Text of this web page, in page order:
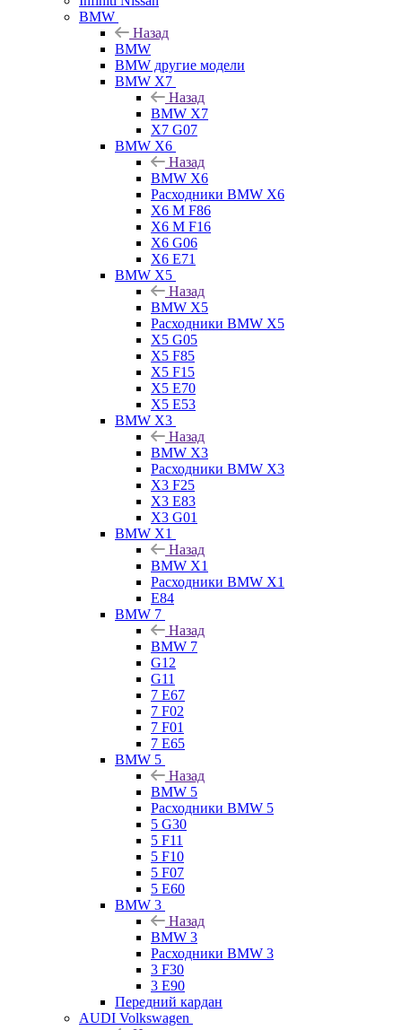
BMW
Назад
BMW
BMW другие модели
BMW X7
Назад
BMW X7
X7 G07
BMW X6
Назад
BMW X6
Расходники BMW X6
X6 M F86
X6 M F16
X6 G06
X6 E71
BMW X5
Назад
BMW X5
Расходники BMW X5
X5 G05
X5 F85
X5 F15
X5 E70
X5 E53
BMW X3
Назад
BMW X3
Расходники BMW X3
X3 F25
X3 E83
X3 G01
BMW X1
Назад
BMW X1
Расходники BMW X1
E84
BMW 7
Назад
BMW 7
G12
G11
7 Е67
7 F02
7 F01
7 E65
BMW 5
Назад
BMW 5
Расходники BMW 5
5 G30
5 F11
5 F10
5 F07
5 E60
BMW 3
Назад
BMW 3
Расходники BMW 3
3 F30
3 E90
Передний кардан
AUDI Volkswagen